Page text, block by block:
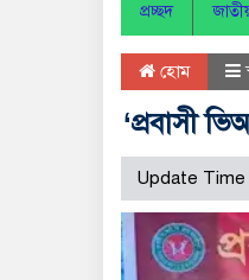
প্রচ্ছদ
হোম
‘প্রবাসী
Update Time